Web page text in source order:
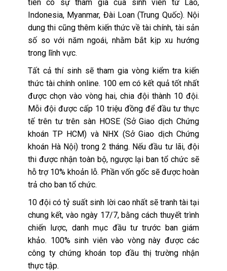
tiên có sự tham gia của sinh viên từ Lào,
Indonesia, Myanmar, Đài Loan (Trung Quốc). Nội
dung thi cũng thêm kiến thức về tài chính, tài sản
số so với năm ngoái, nhằm bắt kịp xu hướng
trong lĩnh vực.
Tất cả thí sinh sẽ tham gia vòng kiểm tra kiến
thức tài chính online. 100 em có kết quả tốt nhất
được chọn vào vòng hai, chia đội thành 10 đội.
Mỗi đội được cấp 10 triệu đồng để đầu tư thực
tế trên tư trên sàn HOSE (Sở Giao dịch Chứng
khoán TP HCM) và NHX (Sở Giao dịch Chứng
khoán Hà Nội) trong 2 tháng. Nếu đầu tư lãi, đội
thi được nhận toàn bộ, ngược lại ban tổ chức sẽ
hỗ trợ 10% khoản lỗ. Phần vốn gốc sẽ được hoàn
trả cho ban tổ chức.
10 đội có tỷ suất sinh lời cao nhất sẽ tranh tài tại
chung kết, vào ngày 17/7, bằng cách thuyết trình
chiến lược, danh mục đầu tư trước ban giám
khảo. 100% sinh viên vào vòng này được các
công ty chứng khoán top đầu thị trường nhận
thực tập.